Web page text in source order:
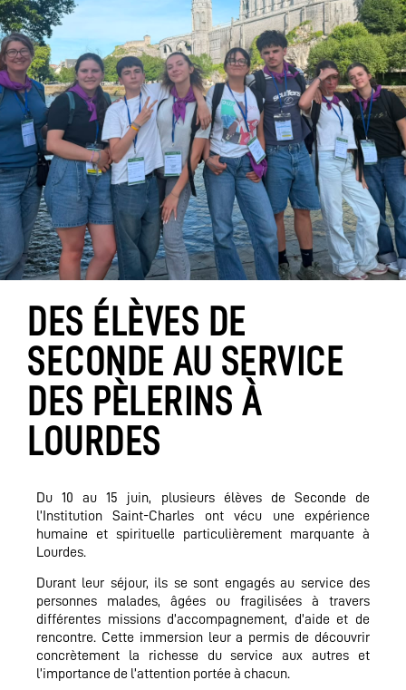
DES ÉLÈVES DE
SECONDE AU SERVICE
DES PÈLERINS À
LOURDES
Du 10 au 15 juin, plusieurs élèves de Seconde de
l’Institution Saint-Charles ont vécu une expérience
humaine et spirituelle particulièrement marquante à
Lourdes.
Durant leur séjour, ils se sont engagés au service des
personnes malades, âgées ou fragilisées à travers
différentes missions d’accompagnement, d’aide et de
rencontre. Cette immersion leur a permis de découvrir
concrètement la richesse du service aux autres et
l’importance de l’attention portée à chacun.